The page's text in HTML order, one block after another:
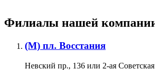
Филиалы нашей
(М) пл. Восстания
Невский пр., 136 или 2-ая